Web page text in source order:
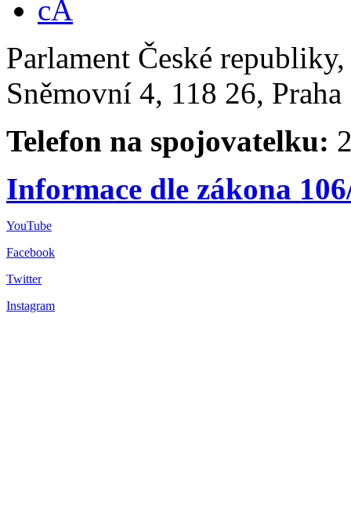
Parlament České
Sněmovní 4, 118 26,
Telefon na spojovatelku:
Informace dle zákona
YouTube
Facebook
Twitter
Instagram